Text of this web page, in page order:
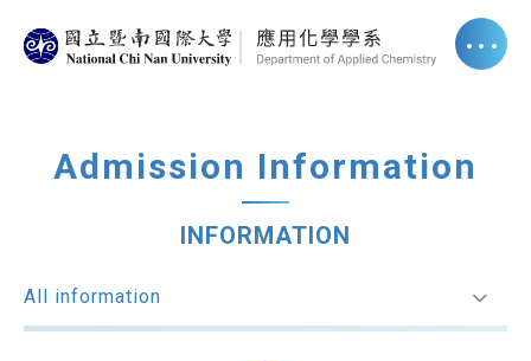
Admission Information
INFORMATION
All information